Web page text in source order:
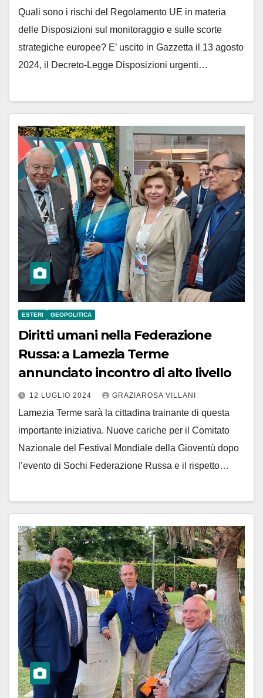
Quali sono i rischi del Regolamento UE in materia
delle Disposizioni sul monitoraggio e sulle scorte
strategiche europee? E’ uscito in Gazzetta il 13 agosto
2024, il Decreto-Legge Disposizioni urgenti…
ESTERI GEOPOLITICA
Diritti umani nella Federazione
Russa: a Lamezia Terme
annunciato incontro di alto livello
12 LUGLIO 2024 GRAZIAROSA VILLANI
Lamezia Terme sarà la cittadina trainante di questa
importante iniziativa. Nuove cariche per il Comitato
Nazionale del Festival Mondiale della Gioventù dopo
l’evento di Sochi Federazione Russa e il rispetto…